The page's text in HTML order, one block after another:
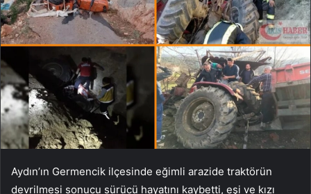
Aydın’ın Germencik ilçesinde eğimli arazide traktörün
devrilmesi sonucu sürücü hayatını kaybetti, eşi ve kızı